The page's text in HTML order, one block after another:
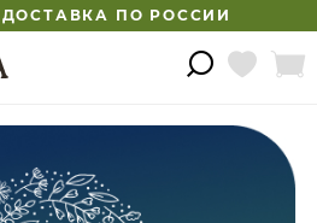
ПО РОССИИ